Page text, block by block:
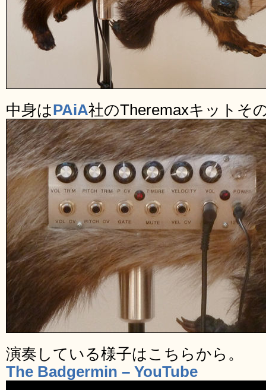
中身はPAiA社のTheremaxキットそ
演奏している様子はこちらから。
The Badgermin – YouTube